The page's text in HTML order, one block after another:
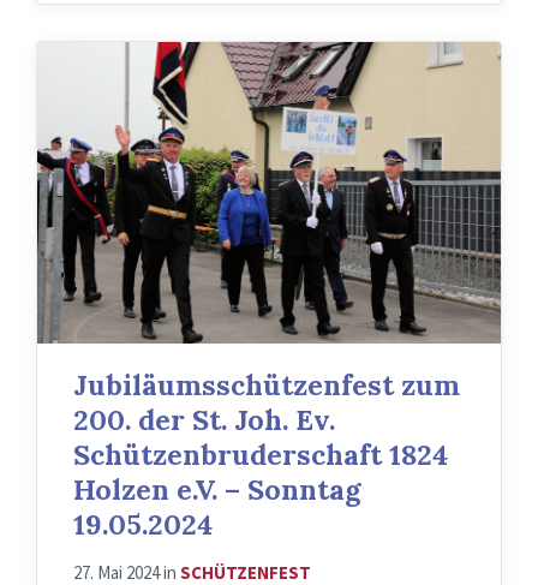
Jubiläumsschützenfest zum
200. der St. Joh. Ev.
Schützenbruderschaft 1824
Holzen e.V. – Sonntag
19.05.2024
27. Mai 2024in SCHÜTZENFEST